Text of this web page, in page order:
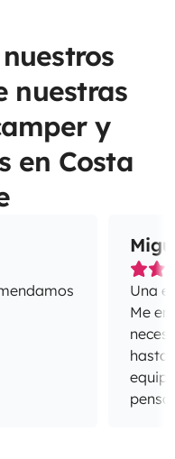
nuestras
y
en Costa
Una
Me
hasta